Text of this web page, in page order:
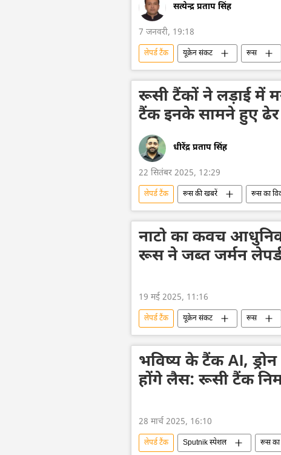
सत्येन्द्र प्रताप सिंह
7 जनवरी, 19:18
लेपर्ड टैंक यूक्रेन संकट रूस
वायु रक्षा
राष्ट्रीय सुरक्षा यूक्रेन
लड़ाकू लेजर प्रणालियाँ
रूसी टैंकों ने लड़ाई में
टैंक इनके सामने हुए ढेर
धीरेंद्र प्रताप सिंह
22 सितंबर 2025, 12:29
लेपर्ड टैंक रूस की खबरें रूस का
T72-B3 टैंक
टी-80 BV टैंक
सामूहिक पश्चिम
यूक्रेन की सुरक्षा सेवा
यूक्रेन का जवाबी हमला
अमेरिका
नाटो का कवच
रूस ने जब्त जर्मन
19 मई 2025, 11:16
लेपर्ड टैंक यूक्रेन संकट रूस
सैन्य तकनीक
सैन्य प्रौद्योगिकी
भविष्य के टैंक AI,
होंगे लैस: रूसी टैंक
28 मार्च 2025, 16:10
लेपर्ड टैंक Sputnik स्पेशल रूस का